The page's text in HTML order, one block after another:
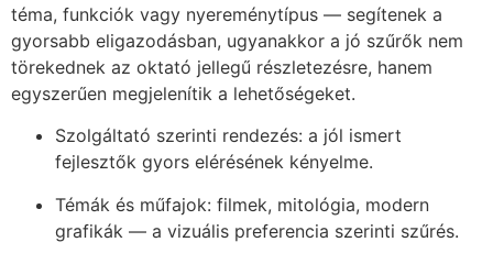
téma, funkciók vagy nyereménytípus — segítenek a
gyorsabb eligazodásban, ugyanakkor a jó szűrők nem
törekednek az oktató jellegű részletezésre, hanem
egyszerűen megjelenítik a lehetőségeket.
Szolgáltató szerinti rendezés: a jól ismert
fejlesztők gyors elérésének kényelme.
Témák és műfajok: filmek, mitológia, modern
grafikák — a vizuális preferencia szerinti szűrés.